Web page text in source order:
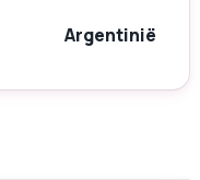
Argentinië